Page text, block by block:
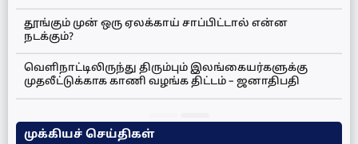
தூங்கும் முன் ஒரு ஏலக்காய் சாப்பிட்டால் என்ன
நடக்கும்?
வெளிநாட்டிலிருந்து திரும்பும் இலங்கையர்களுக்கு
முதலீட்டுக்காக காணி வழங்க திட்டம் – ஜனாதிபதி
முக்கியச் செய்திகள்